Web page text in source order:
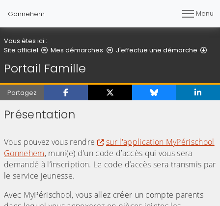
Gonnehem Menu
Vous êtes ici :
Site officiel
Mes démarches J'effectue une démarche
Portail Famille
Partagez
Présentation
Vous pouvez vous rendre
sur l'application MyPérischool
Gonnehem, muni(e) d'un code d’accès qui vous sera
demandé à l’inscription. Le code d’accès sera transmis par
le service jeunesse.
Avec MyPérischool, vous allez créer un compte parents